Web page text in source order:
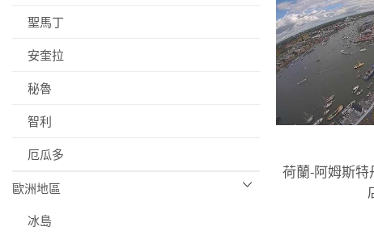
荷蘭-阿姆斯
聖馬丁
安奎拉
秘魯
智利
厄瓜多
歐洲地區
冰島